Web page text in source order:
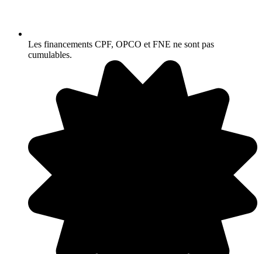
Les financements CPF, OPCO et FNE ne sont pas
cumulables.